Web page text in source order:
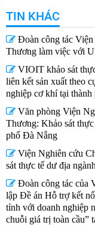
TIN KHÁC
Đoàn công tác
Thương làm việc với
VIOIT khảo sát
liên kết sản xuất theo
nghiệp cơ khí tại
Văn phòng Viện
Thương: Khảo sát
phố Đà Nẵng
Viện Nghiên cứu
sát thực tế dư địa
Đoàn công tác của
lập Đề án Hỗ trợ kết
tỉnh với doanh nghiệp
chuỗi giá trị toàn cầu”